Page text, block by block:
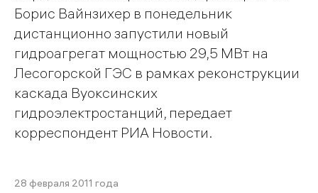
Борис Вайнзихер в понедельник
дистанционно запустили новый
гидроагрегат мощностью 29,5 МВт на
Лесогорской ГЭС в рамках реконструкции
каскада Вуоксинских
гидроэлектростанций, передает
корреспондент РИА Новости.
28 февраля 2011 года